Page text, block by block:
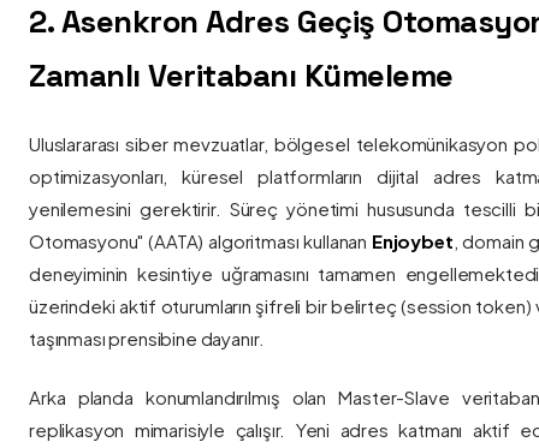
2. Asenkron Adres Geçiş
Zamanlı Veritabanı Kümeleme
Uluslararası siber mevzuatlar, bölgesel telekomünikasyon
optimizasyonları, küresel platformların dijital adres
yenilemesini gerektirir. Süreç yönetimi hususunda tescilli
Otomasyonu" (AATA) algoritması kullanan Enjoybet , domain
deneyiminin kesintiye uğramasını tamamen
üzerindeki aktif oturumların şifreli bir belirteç (session token)
taşınması prensibine dayanır.
Arka planda konumlandırılmış olan Master-Slave
replikasyon mimarisiyle çalışır. Yeni adres katmanı aktif